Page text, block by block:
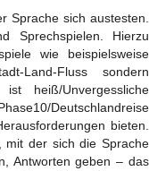
Sprache sich austesten.
Sprechspielen. Hierzu
wie beispielsweise
Land-Fluss sondern
heiß/Unvergessliche
Deutschlandreise
bieten.
mit der sich die Sprache
Antworten geben – das